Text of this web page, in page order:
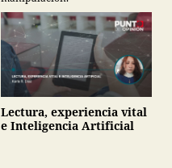
Lectura, experiencia vital
e Inteligencia Artificial